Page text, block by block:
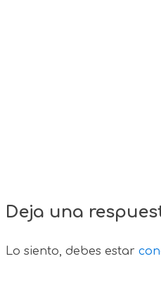
Deja una
Lo siento, debes estar